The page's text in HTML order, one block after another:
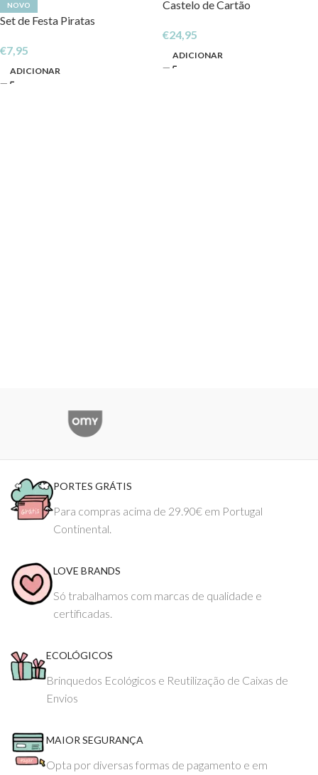
NOVO
Set de Festa Piratas
€7,95
ADICIONAR
Castelo de Cartão
€24,95
ADICIONAR
PORTES GRÁTIS
Para compras acima de 29.90€ em Portugal
Continental.
LOVE BRANDS
Só trabalhamos com marcas de qualidade e
certificadas.
ECOLÓGICOS
Brinquedos Ecológicos e Reutilização de Caixas de
Envios
MAIOR SEGURANÇA
Opta por diversas formas de pagamento e em